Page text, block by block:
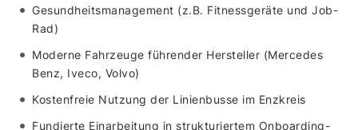
Gesundheitsmanagement (z.B. Fitnessgeräte und Job-
Rad)
Moderne Fahrzeuge führender Hersteller (Mercedes
Benz, Iveco, Volvo)
Kostenfreie Nutzung der Linienbusse im Enzkreis
Fundierte Einarbeitung in strukturiertem Onboarding-